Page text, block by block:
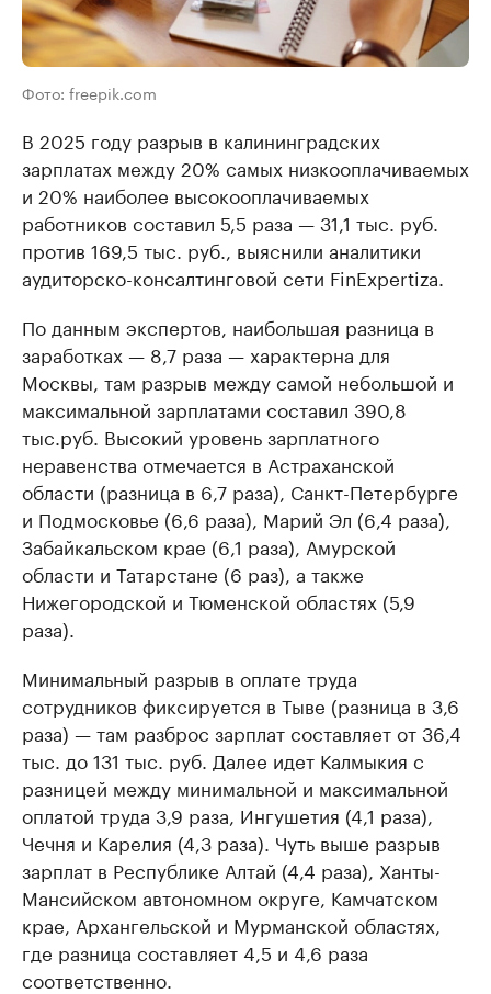
Фото: freepik.com
В 2025 году разрыв в калининградских
зарплатах между 20% самых низкооплачиваемых
и 20% наиболее высокооплачиваемых
работников составил 5,5 раза — 31,1 тыс. руб.
против 169,5 тыс. руб., выяснили аналитики
аудиторско-консалтинговой сети FinExpertiza.
По данным экспертов, наибольшая разница в
заработках — 8,7 раза — характерна для
Москвы, там разрыв между самой небольшой и
максимальной зарплатами составил 390,8
тыс.руб. Высокий уровень зарплатного
неравенства отмечается в Астраханской
области (разница в 6,7 раза), Санкт-Петербурге
и Подмосковье (6,6 раза), Марий Эл (6,4 раза),
Забайкальском крае (6,1 раза), Амурской
области и Татарстане (6 раз), а также
Нижегородской и Тюменской областях (5,9
раза).
Минимальный разрыв в оплате труда
сотрудников фиксируется в Тыве (разница в 3,6
раза) — там разброс зарплат составляет от 36,4
тыс. до 131 тыс. руб. Далее идет Калмыкия с
разницей между минимальной и максимальной
оплатой труда 3,9 раза, Ингушетия (4,1 раза),
Чечня и Карелия (4,3 раза). Чуть выше разрыв
зарплат в Республике Алтай (4,4 раза), Ханты-
Мансийском автономном округе, Камчатском
крае, Архангельской и Мурманской областях,
где разница составляет 4,5 и 4,6 раза
соответственно.